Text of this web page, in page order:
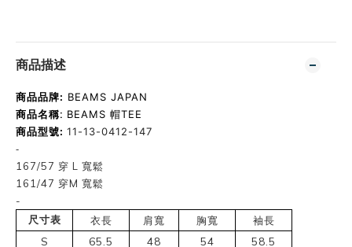
商品描述
商品品牌: BEAMS JAPAN
商品名稱: BEAMS 帽TEE
商品型號: 11-13-0412-147
-
167/57 穿 L 寬鬆
161/47 穿M 寬鬆
-
尺寸表 衣長 肩寬 胸寬
袖長
S
65.5 48 54
58.5